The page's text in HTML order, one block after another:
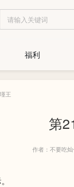
福利
王
第
作者：不要吃